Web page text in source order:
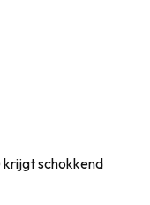
krijgt schokkend